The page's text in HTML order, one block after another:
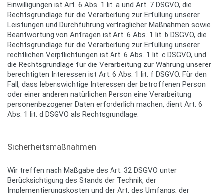
Einwilligungen ist Art. 6 Abs. 1 lit. a und Art. 7 DSGVO, die
Rechtsgrundlage für die Verarbeitung zur Erfüllung unserer
Leistungen und Durchführung vertraglicher Maßnahmen sowie
Beantwortung von Anfragen ist Art. 6 Abs. 1 lit. b DSGVO, die
Rechtsgrundlage für die Verarbeitung zur Erfüllung unserer
rechtlichen Verpflichtungen ist Art. 6 Abs. 1 lit. c DSGVO, und
die Rechtsgrundlage für die Verarbeitung zur Wahrung unserer
berechtigten Interessen ist Art. 6 Abs. 1 lit. f DSGVO. Für den
Fall, dass lebenswichtige Interessen der betroffenen Person
oder einer anderen natürlichen Person eine Verarbeitung
personenbezogener Daten erforderlich machen, dient Art. 6
Abs. 1 lit. d DSGVO als Rechtsgrundlage.
Sicherheitsmaßnahmen
Wir treffen nach Maßgabe des Art. 32 DSGVO unter
Berücksichtigung des Stands der Technik, der
Implementierungskosten und der Art, des Umfangs, der